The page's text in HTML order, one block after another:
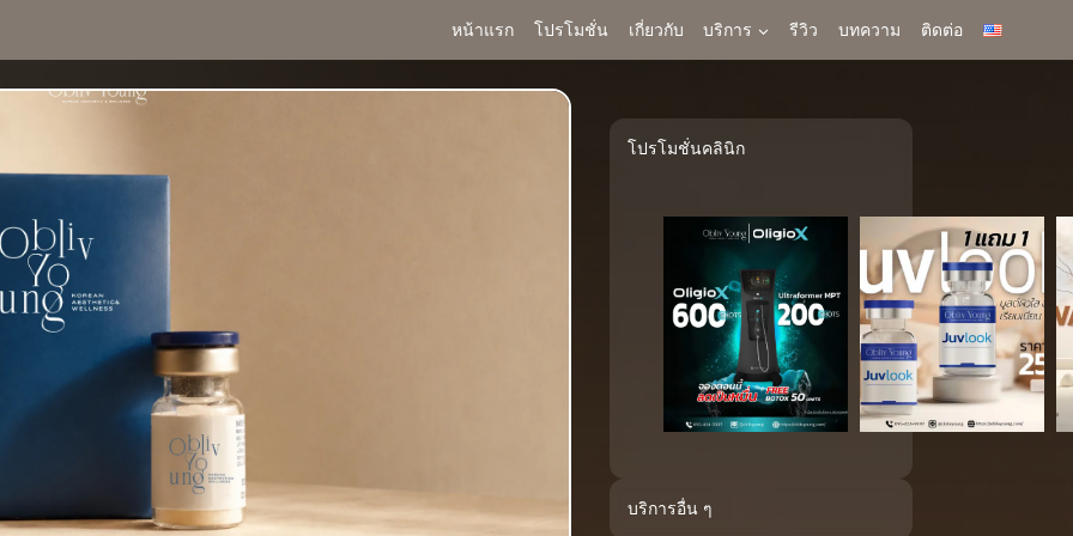
หน้าแรก โปรโมชั่น เกี่ยวกับ บริการ รีวิว บทความ ติดต่อ
โปรโมชั่นคลินิก
บริการอื่น ๆ